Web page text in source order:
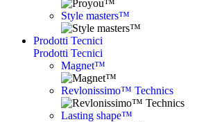
Style masters™
Prodotti Tecnici
Prodotti Tecnici
Magnet™
Revlonissimo™ Technics
Lasting shape™